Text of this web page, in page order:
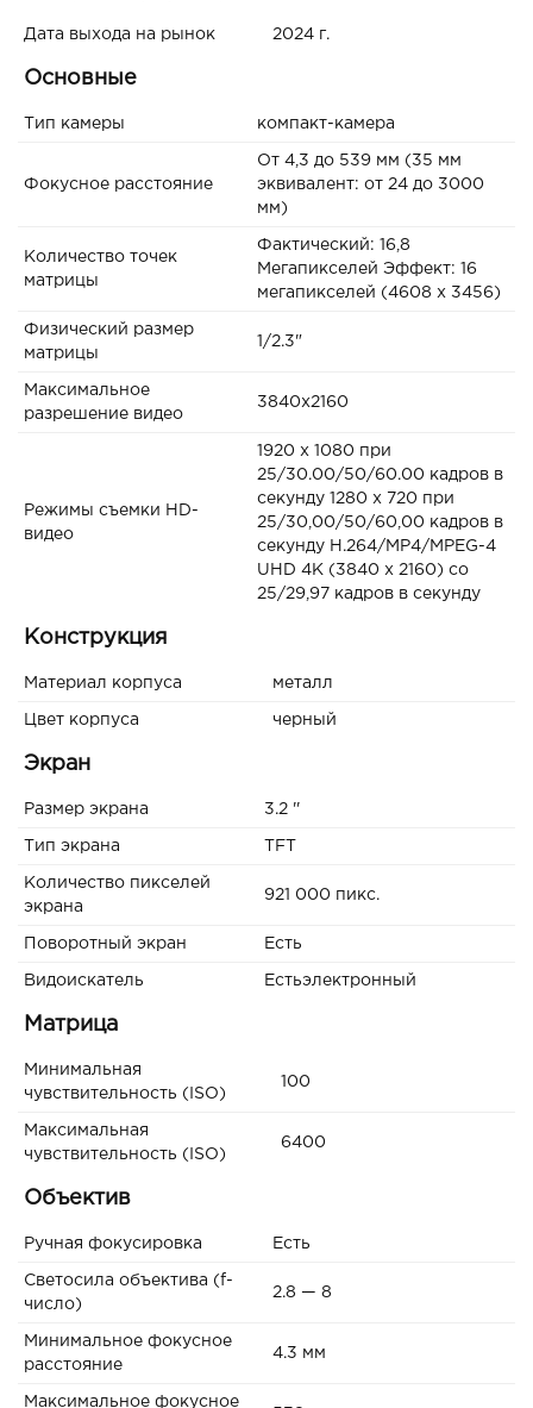
Дата выхода на рынок 2024 г.
Основные
Тип камеры компакт-камера
Фокусное расстояние
От 4,3 до 539 мм (35 мм
эквивалент: от 24 до 3000
мм)
Количество точек
матрицы
Фактический: 16,8
Мегапикселей Эффект: 16
мегапикселей (4608 x 3456)
Физический размер
матрицы
1/2.3"
Максимальное
разрешение видео
3840x2160
Режимы съемки HD-
видео
1920 x 1080 при
25/30.00/50/60.00 кадров в
секунду 1280 x 720 при
25/30,00/50/60,00 кадров в
секунду H.264/MP4/MPEG-4
UHD 4K (3840 x 2160) со
25/29,97 кадров в секунду
Конструкция
Материал корпуса металл
Цвет корпуса черный
Экран
Размер экрана 3.2 ''
Тип экрана TFT
Количество пикселей
экрана
921 000 пикс.
Поворотный экран Есть
Видоискатель Естьэлектронный
Матрица
Минимальная
чувствительность (ISO)
100
Максимальная
чувствительность (ISO)
6400
Объектив
Ручная фокусировка Есть
Светосила объектива (f-
число)
2.8 — 8
Минимальное фокусное
расстояние
4.3 мм
Максимальное фокусное